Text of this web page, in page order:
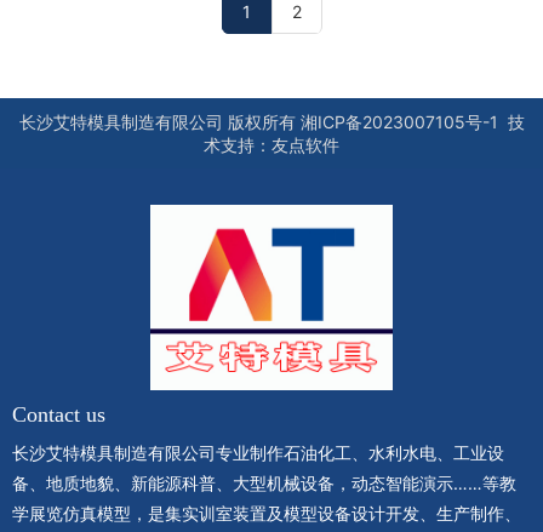
1 2
长沙艾特模具制造有限公司 版权所有 湘ICP备2023007105号-1 技
术支持： 友点软件
Contact us
长沙艾特模具制造有限公司专业制作石油化工、水利水电、工业设
备、地质地貌、新能源科普、大型机械设备，动态智能演示……等教
学展览仿真模型，是集实训室装置及模型设备设计开发、生产制作、